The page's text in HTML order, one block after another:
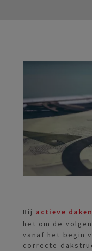
Bij actieve daken
het om de
vanaf het begin
correcte